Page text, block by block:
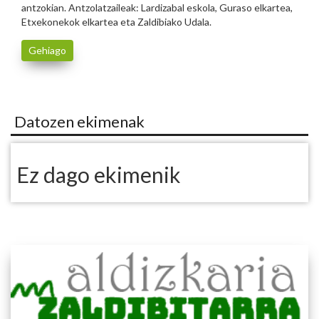
antzokian. Antzolatzaileak: Lardizabal eskola, Guraso elkartea,
Etxekonekok elkartea eta Zaldibiako Udala.
Gehiago
Datozen ekimenak
Ez dago ekimenik